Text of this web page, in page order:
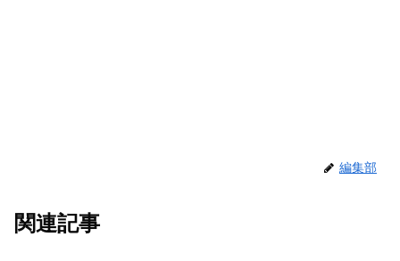
編集部
関連記事